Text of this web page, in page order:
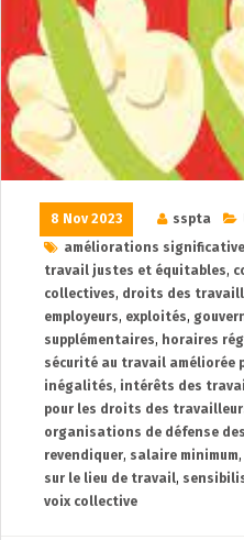
8 Nov 2023 sspta
améliorations
travail justes et équitables,
collectives, droits des
employeurs, exploités,
supplémentaires, horaires
sécurité au travail améliorée
inégalités, intérêts des
pour les droits des
organisations de défense
revendiquer, salaire minimum,
sur le lieu de travail,
voix collective